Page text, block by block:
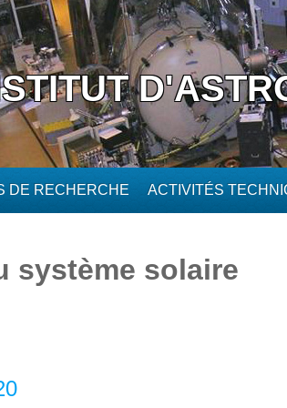
DE RECHERCHE ACTIVITÉS
système solaire